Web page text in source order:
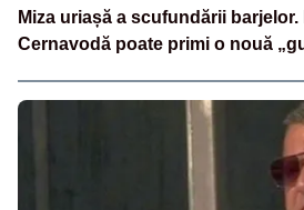
Miza uriașă a scufundării
Cernavodă poate primi o nouă